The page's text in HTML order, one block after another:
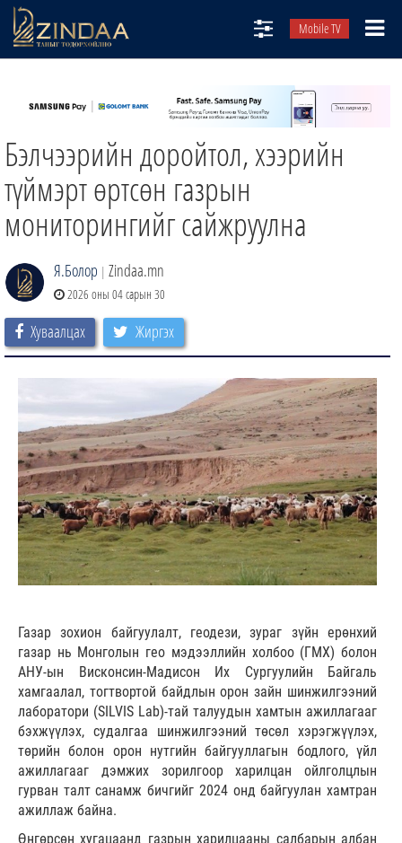
Mobile TV
ТВ8
ӨГЛӨӨНИЙ СОНИН
АУДИО ЗОХИОЛ
ЗИНДАА СЭТГҮҮЛ
Бэлчээрийн доройтол, хээрийн
түймэрт өртсөн газрын
мониторингийг сайжруулна
Я.Болор | Zindaa.mn
2026 оны 04 сарын 30
Хуваалцах Жиргэх
Газар зохион байгуулалт, геодези, зураг зүйн ерөнхий
газар нь Монголын гео мэдээллийн холбоо (ГМХ) болон
АНУ-ын Висконсин-Мадисон Их Сургуулийн Байгаль
хамгаалал, тогтвортой байдлын орон зайн шинжилгээний
лаборатори (SILVIS Lab)-тай талуудын хамтын ажиллагааг
бэхжүүлэх, судалгаа шинжилгээний төсөл хэрэгжүүлэх,
төрийн болон орон нутгийн байгууллагын бодлого, үйл
ажиллагааг дэмжих зорилгоор харилцан ойлголцлын
гурван талт санамж бичгийг 2024 онд байгуулан хамтран
ажиллаж байна.
Өнгөрсөн хугацаанд газрын харилцааны салбарын албан